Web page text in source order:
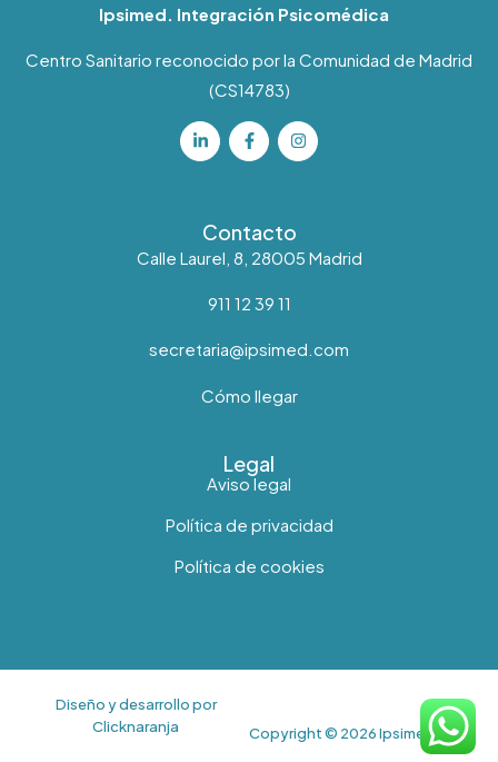
Ipsimed. Integración Psicomédica
Centro Sanitario reconocido por la Comunidad de Madrid
(CS14783)
Contacto
Calle Laurel, 8, 28005 Madrid
911 12 39 11
secretaria@ipsimed.com
Cómo llegar
Legal
Aviso legal
Política de privacidad
Política de cookies
Copyright © 2026 Ipsimed
Diseño y desarrollo por
Clicknaranja